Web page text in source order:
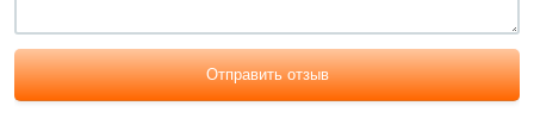
Отправить отзыв